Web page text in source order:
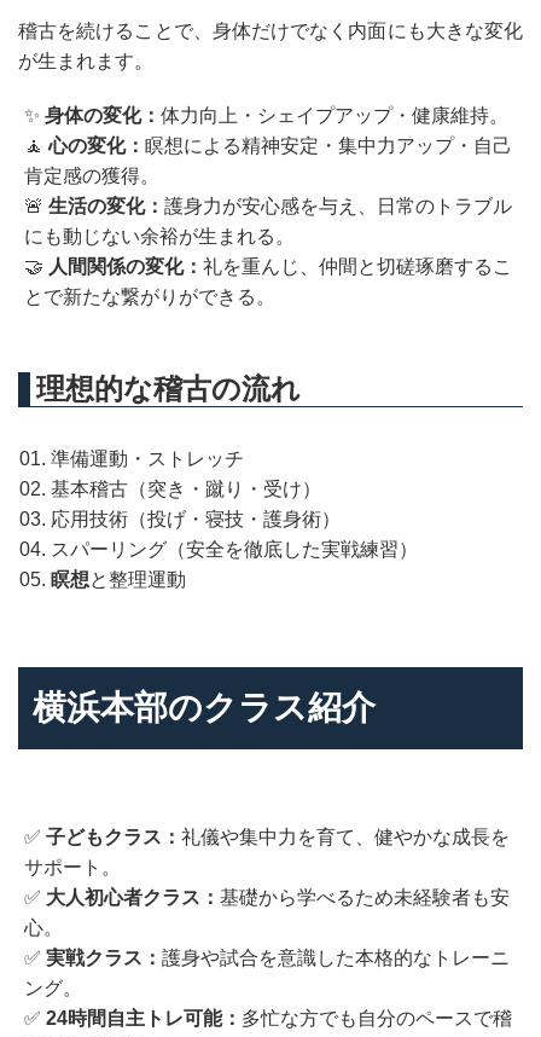
稽古を続けることで、身体だけでなく内面にも大きな変化
が生まれます。
✨ 身体の変化： 体力向上・シェイプアップ・健康維持。
🧘心の変化： 瞑想による精神安定・集中力アップ・自己
肯定感の獲得。
🚨 生活の変化： 護身力が安心感を与え、日常のトラブル
にも動じない余裕が生まれる。
🤝 人間関係の変化： 礼を重んじ、仲間と切磋琢磨するこ
とで新たな繋がりができる。
理想的な稽古の流れ
準備運動・ストレッチ
基本稽古（突き・蹴り・受け）
応用技術（投げ・寝技・護身術）
スパーリング（安全を徹底した実戦練習）
瞑想と整理運動
横浜本部のクラス紹介
✅ 子どもクラス： 礼儀や集中力を育て、健やかな成長を
サポート。
✅ 大人初心者クラス： 基礎から学べるため未経験者も安
心。
✅ 実戦クラス： 護身や試合を意識した本格的なトレーニ
ング。
✅ 24時間自主トレ可能： 多忙な方でも自分のペースで稽